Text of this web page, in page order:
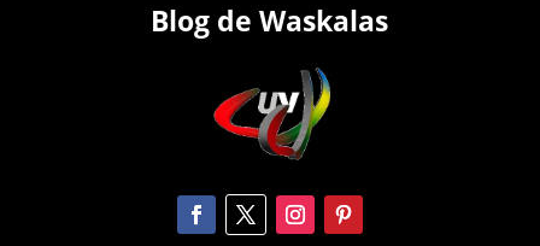
Blog de Waskalas